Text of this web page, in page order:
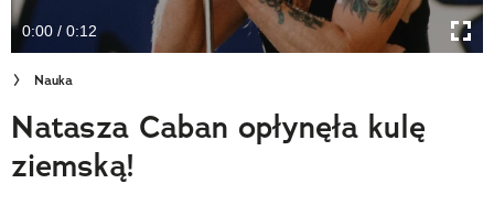
Cuda Polski
Wielki Konkurs Fotograficzny
Trendbook Podróżniczy
Polecane
0:00 / 0:12
Nauka
Natasza Caban opłynęła kulę
ziemską!